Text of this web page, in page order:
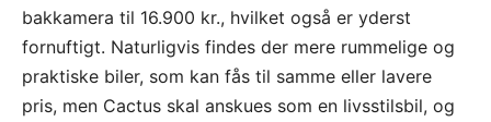
bakkamera til 16.900 kr., hvilket også er yderst
fornuftigt. Naturligvis findes der mere rummelige og
praktiske biler, som kan fås til samme eller lavere
pris, men Cactus skal anskues som en livsstilsbil, og